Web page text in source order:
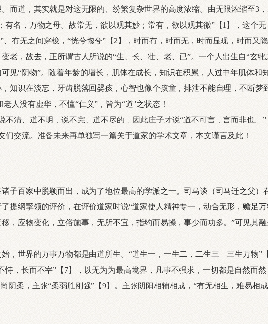
道，其实就是对这无限的、纷繁复杂世界的高度浓缩。由无限浓缩至3，
有名，万物之母。故常无，欲以观其妙；常有，欲以观其徼”【1】，这个
有无之间穿梭，“恍兮惚兮”【2】，时而有，时而无，时而显现，时而又隐
，故去，正所谓古人所说的“生、长、壮、老、已”。一个人出生自“玄牝
见“阴物”。随着年龄的增长，肌体在成长，知识在积累，人过中年肌体和
知识在淡忘，牙齿脱落回婴孩，心智也像个孩童，排泄不能自理，不断梦
人没有虚华，不懂“仁义”，皆为“道”之状态！
清、道不明，说不完、道不尽的，因此庄子才说“道不可言，言而非也。”
交流。准备未来再单独写一篇关于道家的学术文章，本文谨言及此！
子百家中脱颖而出，成为了地位最高的学派之一。司马谈（司马迁之父）
提纲挈领的评价，在评价道家时说“道家使人精神专一，动合无形，赡足
，应物变化，立俗施事，无所不宜，指约而易操，事少而功多。”可见其
世界的万事万物都是由道所生。“道生一，一生二，二生三，三生万物”
，长而不宰”【7】，以无为为最高境界，凡事不强求，一切都是自然而然
阴柔，主张“柔弱胜刚强”【9】。主张阴阳相辅相成，“有无相生，难易相